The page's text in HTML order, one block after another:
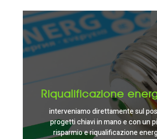
Riqualificazione
interveniamo direttamente sul
progetti chiavi in mano e con un
risparmio e riqualificazione